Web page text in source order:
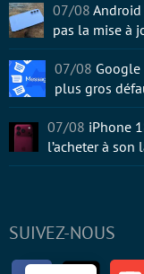
SUIVEZ-NOUS
FacebookTwitter
07/08
pas la mise à
07/08 Google
plus gros
07/08 iPhone
l’acheter à